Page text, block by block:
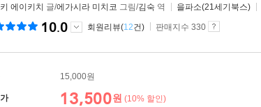
에이키치 글/에가시라 미치코 그림/김숙 역 을파소(21세기북스)
10.0 회원리뷰(12건) 판매지수 330
15,000원
13,500원 (10% 할인)